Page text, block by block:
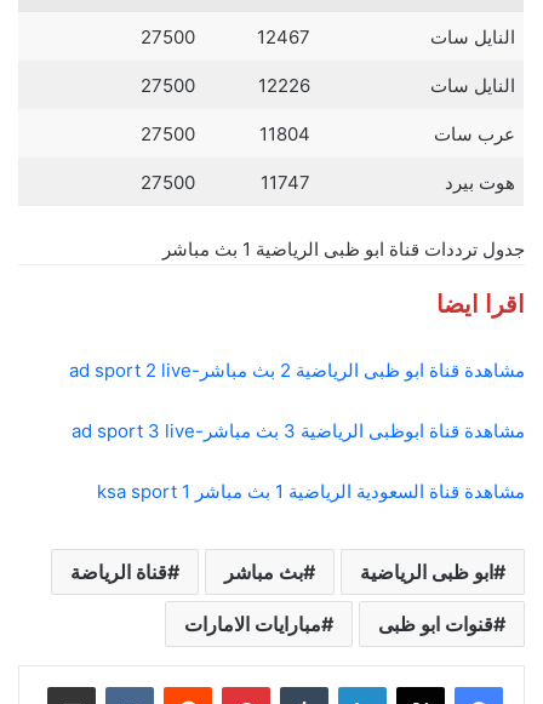
النايل سات 12467
27500
النايل سات 12226
27500
عرب سات 11804
27500
هوت بيرد 11747
27500
جدول ترددات قناة ابو ظبى الرياضية 1 بث مباشر
اقرا ايضا
مشاهدة قناة ابو ظبى الرياضية 2 بث مباشر-ad sport 2 live
مشاهدة قناة ابوظبى الرياضية 3 بث مباشر-ad sport 3 live
مشاهدة قناة السعودية الرياضية 1 بث مباشر ksa sport 1
ابو ظبى الرياضية بث مباشر قناة الرياضة
قنوات ابو ظبى مبارايات الامارات
لينكدإن بينتيريست مشاركة عبر البريد